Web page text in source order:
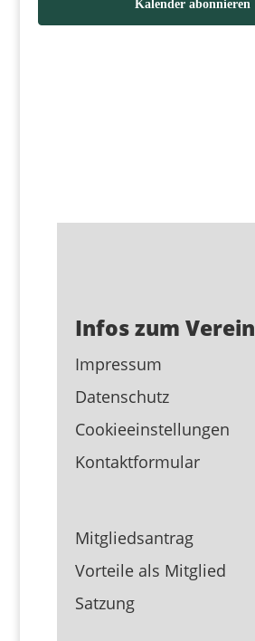
Kalender abonnieren
Infos zum Verein
Impressum
Datenschutz
Cookieeinstellungen
Kontaktformular
Mitgliedsantrag
Vorteile als Mitglied
Satzung